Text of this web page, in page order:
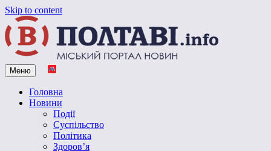
Skip to content
Vpoltave.info
Полтавський портал новин
Меню
Головна
Новини
Події
Суспільство
Політика
Здоров’я